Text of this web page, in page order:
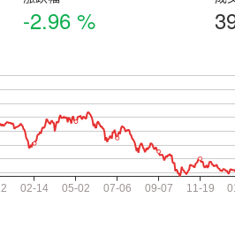
-2.96 %